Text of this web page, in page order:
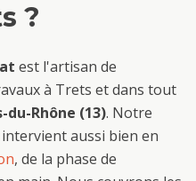
?
est l'artisan de
à Trets et dans tout
du-Rhône (13). Notre
aussi bien en
, de la phase de